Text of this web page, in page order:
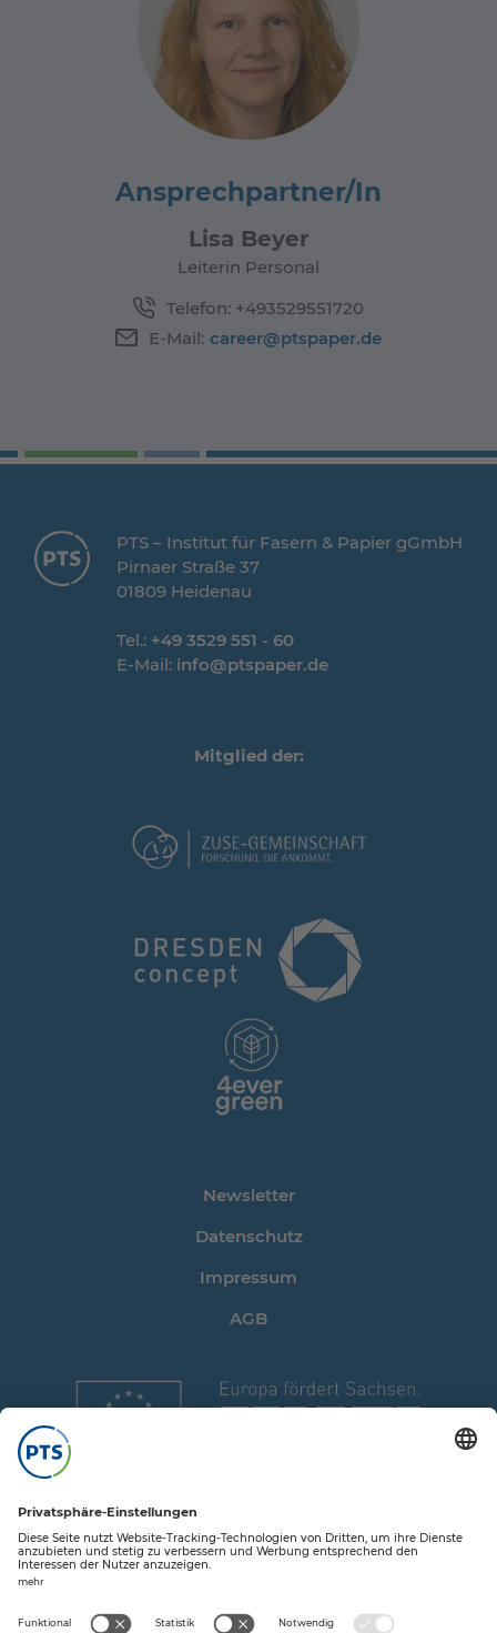
Ansprechpartner/In
Lisa Beyer
Leiterin Personal
Telefon: +493529551720
E-Mail: career@ptspaper.de
PTS – Institut für Fasern & Papier gGmbH
Pirnaer Straße 37
01809 Heidenau
Tel.: +49 3529 551 - 60
E-Mail: info@ptspaper.de
Mitglied der:
Newsletter
Datenschutz
Impressum
AGB